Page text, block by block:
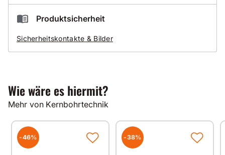
Nassbohrsegment Standard 040
Schamotte
Alle unsere Produkte werden auf modernsten
Fertigungsmaschinen in Deutschland und im
Durch Verwendung hochwertiger Diamanten und
Bindungsmaterialien garantieren wir immer
gleichbleibende Spitzenqualität.
Produktsicherheit
Sicherheitskontakte & Bilder
Wie wäre es hiermit?
Mehr von Kernbohrtechnik
-46% -38%